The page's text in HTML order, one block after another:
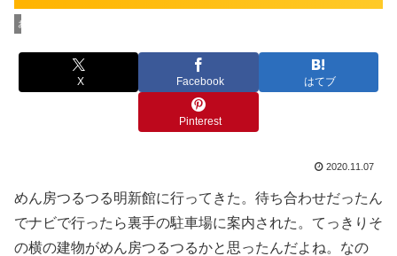
お店紹介
X Facebook はてブ
Pinterest
2020.11.07
めん房つるつる明新館に行ってきた。待ち合わせだったん
でナビで行ったら裏手の駐車場に案内された。てっきりそ
の横の建物がめん房つるつるかと思ったんだよね。なの